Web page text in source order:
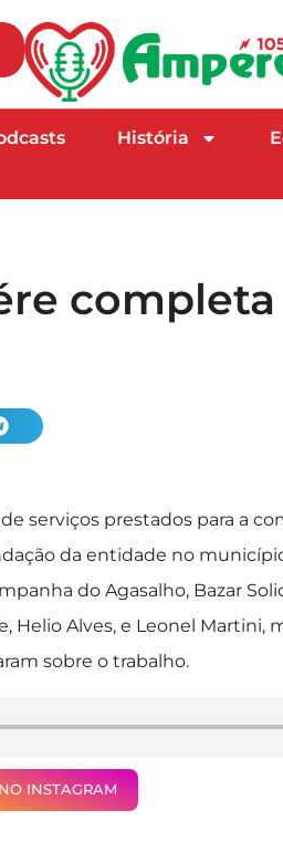
História
serviços prestados para a
da entidade no
do Agasalho, Bazar
Alves, e Leonel Martini,
sobre o trabalho.
INSTAGRAM